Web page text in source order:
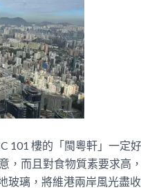
101 樓的「閩粵軒」一定
，而且對食物質素要求高
玻璃，將維港兩岸風光盡